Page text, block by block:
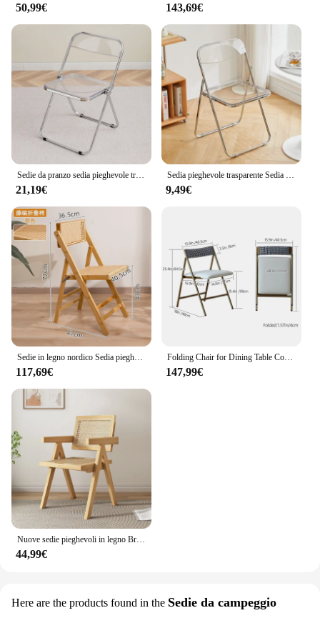
50,99€ 143,69€
Sedie da pranzo sedia pieghevole trasparente tavoli e sedie da negozio di tè al latte sedia da camera da letto con alloggiamento minimalista per la casa
21,19€
Sedia pieghevole trasparente Sedia da pranzo in acrilico Sedia da trucco trasparente stile Ins per sala da pranzo Abbigliamento e arredamento per la casa moderni ed eleganti
9,49€
117,69€
Folding Chair for Dining Table Convenient and Saving Space Suitable for Event Party 198LB Weight Capacity for Two Chairs
147,99€
44,99€
Here are the products found in the Sedie da campeggio